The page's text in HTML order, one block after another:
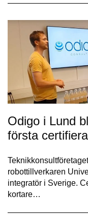
Odigo i Lund
första
robottillverkaren
integratör i Sverige.
kortare…